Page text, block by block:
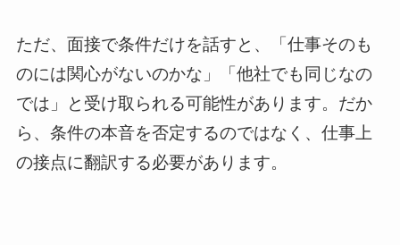
ただ、面接で条件だけを話すと、「仕事そのも
のには関心がないのかな」「他社でも同じなの
では」と受け取られる可能性があります。だか
ら、条件の本音を否定するのではなく、仕事上
の接点に翻訳する必要があります。